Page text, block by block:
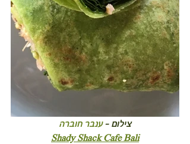
צילום - ענבר חוברה
Shady Shack Cafe Bali